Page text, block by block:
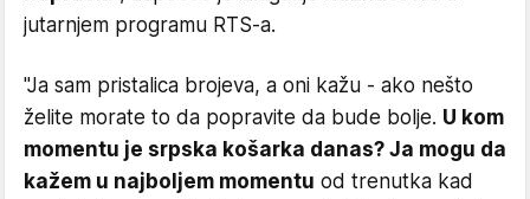
jutarnjem programu RTS-a.
"Ja sam pristalica brojeva, a oni kažu - ako nešto
želite morate to da popravite da bude bolje. U kom
momentu je srpska košarka danas? Ja mogu da
kažem u najboljem momentu od trenutka kad